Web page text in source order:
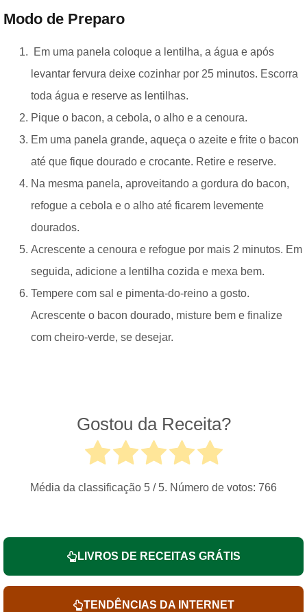
Modo de Preparo
Em uma panela coloque a lentilha, a água e após
levantar fervura deixe cozinhar por 25 minutos. Escorra
toda água e reserve as lentilhas.
Pique o bacon, a cebola, o alho e a cenoura.
Em uma panela grande, aqueça o azeite e frite o bacon
até que fique dourado e crocante. Retire e reserve.
Na mesma panela, aproveitando a gordura do bacon,
refogue a cebola e o alho até ficarem levemente
dourados.
Acrescente a cenoura e refogue por mais 2 minutos. Em
seguida, adicione a lentilha cozida e mexa bem.
Tempere com sal e pimenta-do-reino a gosto.
Acrescente o bacon dourado, misture bem e finalize
com cheiro-verde, se desejar.
Gostou da Receita?
Média da classificação 5 / 5. Número de votos: 766
LIVROS DE RECEITAS GRÁTIS
TENDÊNCIAS DA INTERNET